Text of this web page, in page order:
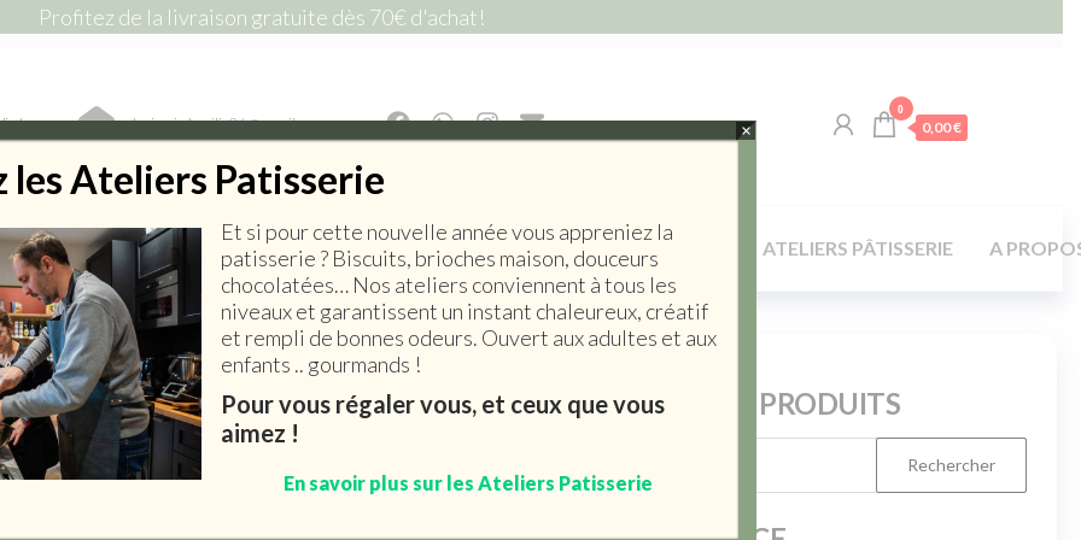
Profitez de la livraison gratuite dès 70€ d'achat!
! lepiceriedemilie26@gmail.com
0
0,00 €
SALÉE EPICERIE SUCRÉE BOISSONS ART DE LA TABLE / MAISON ATELIERS PÂTISSERIE A
RERCHERCHE PRODUITS
les Ateliers Patisserie
Et si pour cette nouvelle année vous appreniez la
patisserie ? Biscuits, brioches maison, douceurs
chocolatées… Nos ateliers conviennent à tous les
niveaux et garantissent un instant chaleureux, créatif
et rempli de bonnes odeurs. Ouvert aux adultes et aux
enfants .. gourmands !
Pour vous régaler vous, et ceux que vous
aimez !
En savoir plus sur les Ateliers Patisserie
×